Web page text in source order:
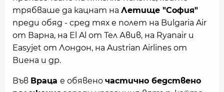
трябваше да кацнат на Летище "София"
преди обяд - сред тях е полет на Bulgaria Air
от Варна, на El Al от Тел Авив, на Ryanair и
Easyjet от Лондон, на Austrian Airlines от
Виена и др.
Във Враца е обявено частично бедствено